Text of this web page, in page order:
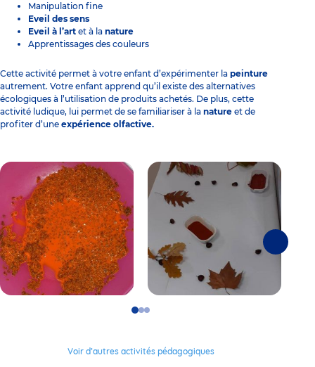
Manipulation fine
Eveil des sens
Eveil à l’art et à la nature
Apprentissages des couleurs
Cette activité permet à votre enfant d’expérimenter la peinture
autrement. Votre enfant apprend qu’il existe des alternatives
écologiques à l’utilisation de produits achetés. De plus, cette
activité ludique, lui permet de se familiariser à la nature et de
profiter d’une expérience olfactive.
Go
1
Go
2
Go
3
Voir d’autres activités pédagogiques